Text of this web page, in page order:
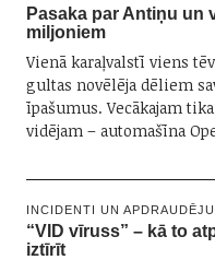
Pasaka par Antiņu un
miljoniem
Vienā karaļvalstī viens
gultas novēlēja dēliem
īpašumus. Vecākajam
vidējam – automašīna
INCIDENTI UN
“VID vīruss” – kā to
iztīrīt